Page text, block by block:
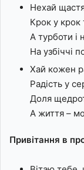
Нехай щастя
Крок у крок
А турботи і
На узбіччі
Хай кожен
Радість у
Доля
А життя –
Привітання в